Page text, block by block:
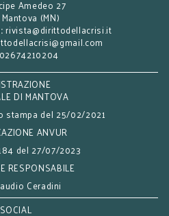
Amedeo 27
(MN)
rivista@dirittodellacrisi.it
DI MANTOVA
stampa del 25/02/2021
ANVUR
del 27/07/2023
RESPONSABILE
Ceradini
SOCIAL